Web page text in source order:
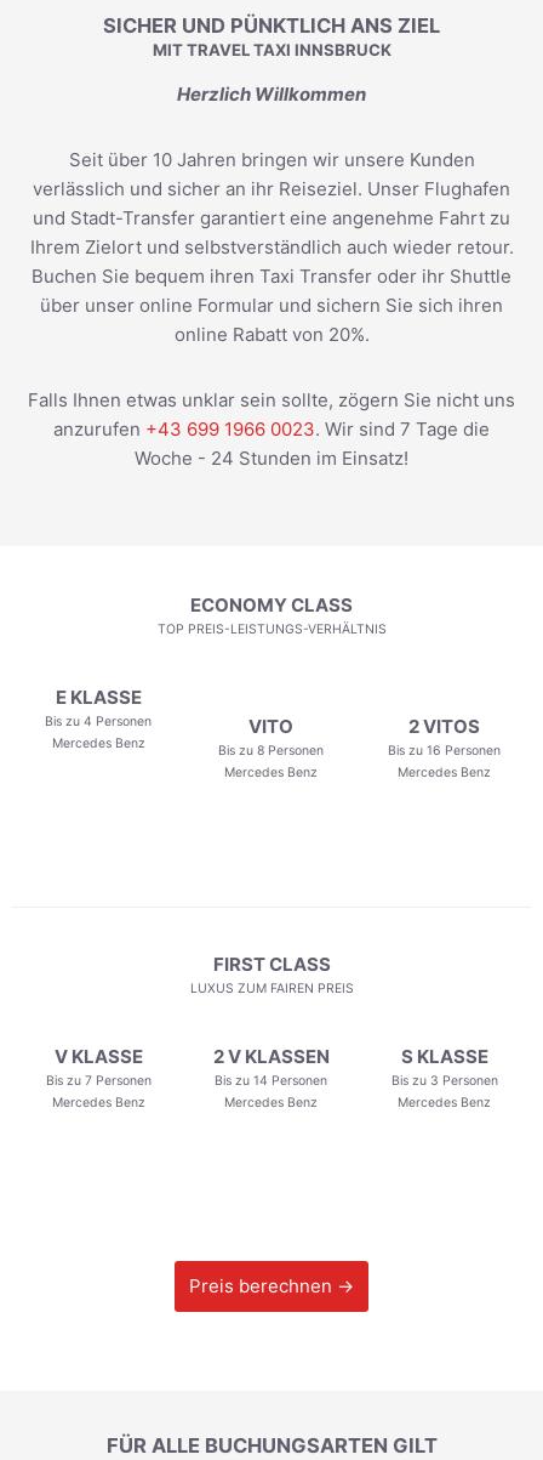
SICHER UND PÜNKTLICH ANS ZIEL
MIT TRAVEL TAXI INNSBRUCK
Herzlich Willkommen
Seit über 10 Jahren bringen wir unsere Kunden
verlässlich und sicher an ihr Reiseziel. Unser Flughafen
und Stadt-Transfer garantiert eine angenehme Fahrt zu
Ihrem Zielort und selbstverständlich auch wieder retour.
Buchen Sie bequem ihren Taxi Transfer oder ihr Shuttle
über unser online Formular und sichern Sie sich ihren
online Rabatt von 20%.
Falls Ihnen etwas unklar sein sollte, zögern Sie nicht uns
anzurufen +43 699 1966 0023. Wir sind 7 Tage die
Woche - 24 Stunden im Einsatz!
ECONOMY CLASS
TOP PREIS-LEISTUNGS-VERHÄLTNIS
E KLASSE
Bis zu 4 Personen
Mercedes Benz
VITO
Bis zu 8 Personen
Mercedes Benz
2 VITOS
Bis zu 16 Personen
Mercedes Benz
FIRST CLASS
LUXUS ZUM FAIREN PREIS
V KLASSE
Bis zu 7 Personen
Mercedes Benz
2 V KLASSEN
Bis zu 14 Personen
Mercedes Benz
S KLASSE
Bis zu 3 Personen
Mercedes Benz
Preis berechnen →
FÜR ALLE BUCHUNGSARTEN GILT